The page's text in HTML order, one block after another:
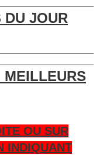
DU JOUR
MEILLEURS
OU SUR
INDIQUANT